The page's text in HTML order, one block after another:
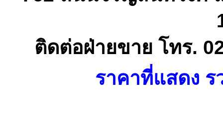
ติดต่อฝ่ายขาย โทร.
ราคาที่แสดง